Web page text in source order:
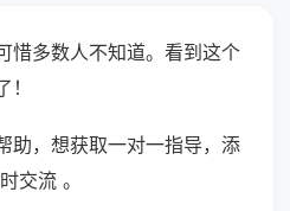
惜多数人不知道。看到这个
助，想获取一对一指导，添
交流 。